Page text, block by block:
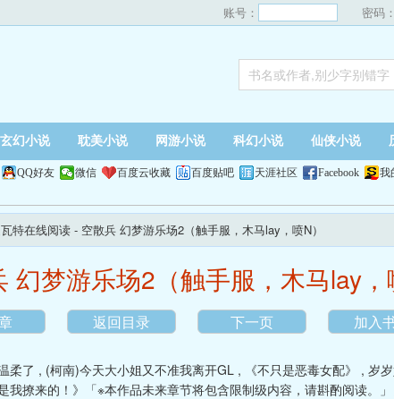
账号： 密码
玄幻小说 耽美小说 网游小说 科幻小说 仙侠小说
QQ好友 微信 百度云收藏 百度贴吧 天涯社区 Facebook 我
特在线阅读 - 空散兵 幻梦游乐场2（触手服，木马lay，喷N）
幻梦游乐场2（触手服，木马lay
返回目录 下一页 加入
柔了 , (柯南)今天大小姐又不准我离开GL , 《不只是恶毒女配》 , 岁
我撩来的！》「※本作品未来章节将包含限制级内容，请斟酌阅读。